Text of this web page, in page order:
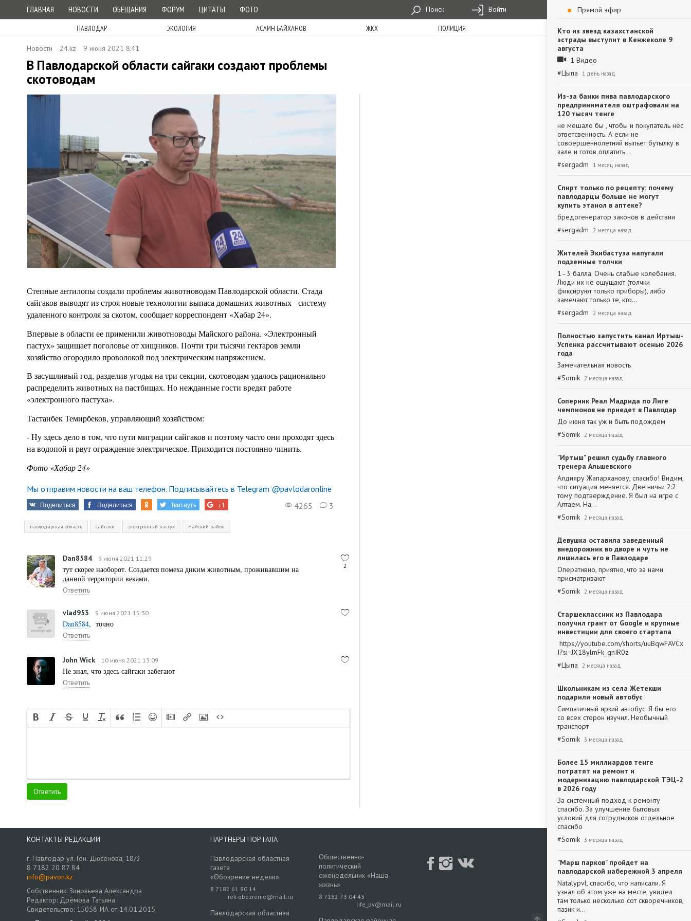
ГЛАВНАЯ НОВОСТИ ОБЕЩАНИЯ ФОРУМ ЦИТАТЫ ФОТО Поиск Войти
ПАВЛОДАР ЭКОЛОГИЯ АСАИН БАЙХАНОВ ЖКХ ПОЛИЦИЯ
Новости 24.kz 9 июня 2021 8:41
В Павлодарской области сайгаки создают проблемы
скотоводам
Степные антилопы создали проблемы животноводам Павлодарской области. Стада
сайгаков выводят из строя новые технологии выпаса домашних животных - систему
удаленного контроля за скотом, сообщает корреспондент «Хабар 24».
Впервые в области ее применили животноводы Майского района. «Электронный
пастух» защищает поголовье от хищников. Почти три тысячи гектаров земли
хозяйство огородило проволокой под электрическим напряжением.
В засушливый год, разделив угодья на три секции, скотоводам удалось рационально
распределить животных на пастбищах. Но нежданные гости вредят работе
«электронного пастуха».
Тастанбек Темирбеков, управляющий хозяйством:
- Ну здесь дело в том, что пути миграции сайгаков и поэтому часто они проходят здесь
на водопой и рвут ограждение электрическое. Приходится постоянно чинить.
Фото «Хабар 24»
Мы отправим новости на ваш телефон. Подписывайтесь в Telegram @pavlodaronline
Поделиться Поделиться Твитнуть +1 4265 3
павлодарская область сайгаки электронный пастух майский район
2
Dan8584 9 июня 2021 11:29
тут скорее наоборот. Создается помеха диким животным, проживавшим на
данной территории веками.
Ответить
vlad953 9 июня 2021 15:30
Dan8584, точно
Ответить
John Wick 10 июня 2021 13:09
Не знал, что здесь сайгаки забегают
Ответить
Прямой эфир
Кто из звезд казахстанской
эстрады выступит в Кенжеколе 9
августа
1 Видео
#Цыпа 1 день назад
Из-за банки пива павлодарского
предпринимателя оштрафовали на
120 тысяч тенге
не мешало бы , чтобы и покупатель нёс
ответсвенность. А если не
совоершеннолетний выпьет бутылку в
зале и готов оплатить…
#sergadm 1 месяц назад
Спирт только по рецепту: почему
павлодарцы больше не могут
купить этанол в аптеке?
бредогенератор законов в действии
#sergadm 2 месяца назад
Жителей Экибастуза напугали
подземные толчки
1–3 балла: Очень слабые колебания.
Люди их не ощущают (толчки
фиксируют только приборы), либо
замечают только те, кто…
#sergadm 2 месяца назад
Полностью запустить канал Иртыш-
Успенка рассчитывают осенью 2026
года
Замечательная новость
#Somik 2 месяца назад
Соперник Реал Мадрида по Лиге
чемпионов не приедет в Павлодар
До июня так уж и быть подождем
#Somik 2 месяца назад
"Иртыш" решил судьбу главного
тренера Альшевского
Алдияру Жапарханову, спасибо! Видим,
что ситуация меняется. Две ничьи 2:2
тому подтверждение. Я был на игре с
Алтаем. На…
#Somik 2 месяца назад
Девушка оставила заведенный
внедорожник во дворе и чуть не
лишилась его в Павлодаре
Оперативно, приятно, что за нами
присматривают
#Somik 2 месяца назад
Старшеклассник из Павлодара
получил грант от Google и крупные
инвестиции для своего стартапа
https://youtube.com/shorts/uuBqwFAVCx
I?si=JX18ylmFk_gnIR0z
#Цыпа 2 месяца назад
Школьникам из села Жетекши
подарили новый автобус
Симпатичный яркий автобус. Я бы его
со всех сторон изучил. Необычный
транспорт
#Somik 3 месяца назад
Более 15 миллиардов тенге
потратят на ремонт и
модернизацию павлодарской ТЭЦ-2
в 2026 году
За системный подход к ремонту
спасибо. За улучшение бытовых
условий для сотрудников отдельное
спасибо
#Somik 3 месяца назад
"Марш парков" пройдет на
павлодарской набережной 3 апреля
Natalypvl, спасибо, что написали. Я
узнал об этом уже на месте, увидел
там только несколько сот скворечников,
пазик и…
КОНТАКТЫ РЕДАКЦИИ
г. Павлодар ул. Ген. Дюсенова, 18/3
8 7182 20 87 84
info@pavon.kz
Собственник: Зиновьева Александра
Редактор: Дрёмова Татьяна
Свидетельство: 15058-ИА от 14.01.2015
ПАРТНЕРЫ ПОРТАЛА
Павлодарская областная
газета
«Обозрение недели»
8 7182 61 80 14
rek-obozrenie@mail.ru
Павлодарская областная
Общественно-
политический
еженедельник «Наша
жизнь»
8 7182 73 04 43
life_pv@mail.ru